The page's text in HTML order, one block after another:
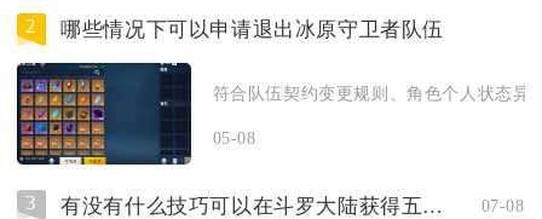
2 哪些情况下可以申请退出冰原守卫者队伍
符合队伍契约变更规则、角色个人状态异
05-08
3 有没有什么技巧可以在斗罗大陆获得五星魂师 07-08